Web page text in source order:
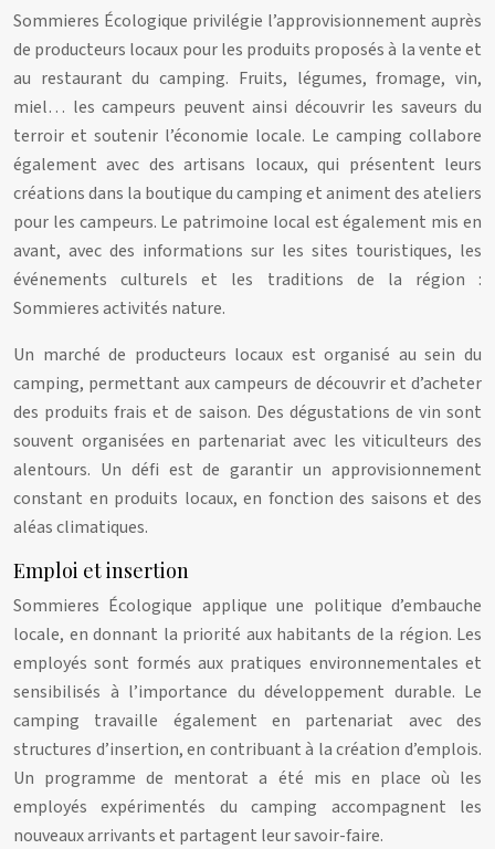
Sommieres Écologique privilégie l’approvisionnement auprès
de producteurs locaux pour les produits proposés à la vente et
au restaurant du camping. Fruits, légumes, fromage, vin,
miel… les campeurs peuvent ainsi découvrir les saveurs du
terroir et soutenir l’économie locale. Le camping collabore
également avec des artisans locaux, qui présentent leurs
créations dans la boutique du camping et animent des ateliers
pour les campeurs. Le patrimoine local est également mis en
avant, avec des informations sur les sites touristiques, les
événements culturels et les traditions de la région :
Sommieres activités nature.
Un marché de producteurs locaux est organisé au sein du
camping, permettant aux campeurs de découvrir et d’acheter
des produits frais et de saison. Des dégustations de vin sont
souvent organisées en partenariat avec les viticulteurs des
alentours. Un défi est de garantir un approvisionnement
constant en produits locaux, en fonction des saisons et des
aléas climatiques.
Emploi et insertion
Sommieres Écologique applique une politique d’embauche
locale, en donnant la priorité aux habitants de la région. Les
employés sont formés aux pratiques environnementales et
sensibilisés à l’importance du développement durable. Le
camping travaille également en partenariat avec des
structures d’insertion, en contribuant à la création d’emplois.
Un programme de mentorat a été mis en place où les
employés expérimentés du camping accompagnent les
nouveaux arrivants et partagent leur savoir-faire.